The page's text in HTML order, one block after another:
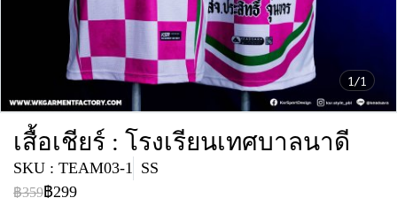
1/1
เสื้อเชียร์ : โรงเรียนเทศบาลนาดี
SKU : TEAM03-1 SS
฿359฿299